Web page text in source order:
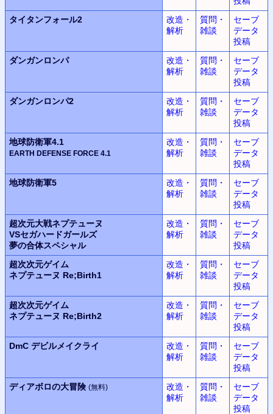
タイタンフォール2
改造・
解析
質問・
雑談
セーブ
データ
投稿
ダンガンロンパ
改造・
解析
質問・
雑談
セーブ
データ
投稿
ダンガンロンパ2
改造・
解析
質問・
雑談
セーブ
データ
投稿
地球防衛軍4.1
EARTH DEFENSE FORCE 4.1
改造・
解析
質問・
雑談
セーブ
データ
投稿
地球防衛軍5
改造・
解析
質問・
雑談
セーブ
データ
投稿
超次元大戦ネプテューヌ
VSセガハードガールズ
夢の合体スペシャル
改造・
解析
質問・
雑談
セーブ
データ
投稿
超次次元ゲイム
ネプテューヌ Re;Birth1
改造・
解析
質問・
雑談
セーブ
データ
投稿
超次次元ゲイム
ネプテューヌ Re;Birth2
改造・
解析
質問・
雑談
セーブ
データ
投稿
DmC デビルメイクライ
改造・
解析
質問・
雑談
セーブ
データ
投稿
ディアボロの大冒険 (無料)
改造・
解析
質問・
雑談
セーブ
データ
投稿